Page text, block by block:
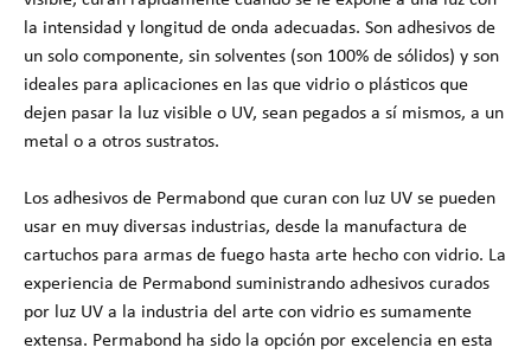
la intensidad y longitud de onda adecuadas. Son adhesivos de
un solo componente, sin solventes (son 100% de sólidos) y son
ideales para aplicaciones en las que vidrio o plásticos que
dejen pasar la luz visible o UV, sean pegados a sí mismos, a un
metal o a otros sustratos.
Los adhesivos de Permabond que curan con luz UV se pueden
usar en muy diversas industrias, desde la manufactura de
cartuchos para armas de fuego hasta arte hecho con vidrio. La
experiencia de Permabond suministrando adhesivos curados
por luz UV a la industria del arte con vidrio es sumamente
extensa. Permabond ha sido la opción por excelencia en esta